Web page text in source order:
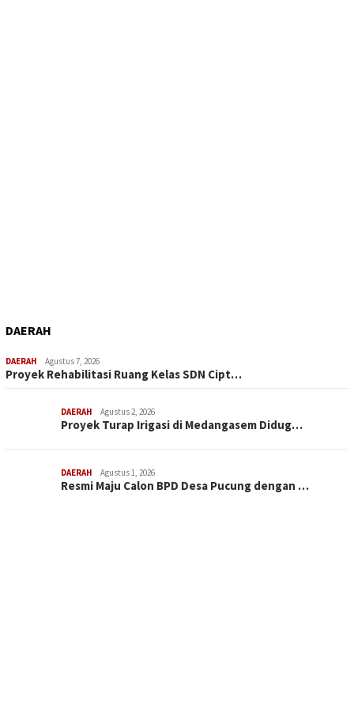
DAERAH
DAERAH Agustus 7, 2026
Proyek Rehabilitasi Ruang Kelas SDN Cipt…
DAERAH Agustus 2, 2026
Proyek Turap Irigasi di Medangasem Didug…
DAERAH Agustus 1, 2026
Resmi Maju Calon BPD Desa Pucung dengan …